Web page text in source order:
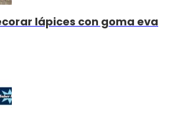
lápices con goma eva